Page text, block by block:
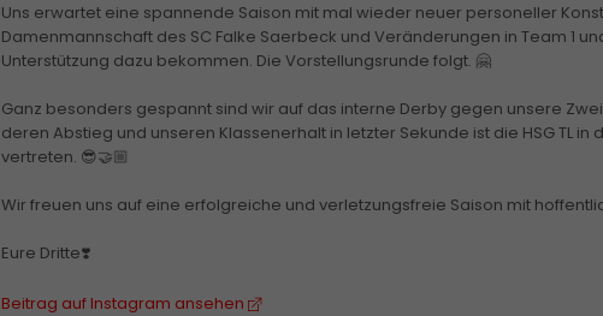
Uns erwartet eine spannende Saison mit mal wieder neuer personeller
Damenmannschaft des SC Falke Saerbeck und Veränderungen in Team 1
Unterstützung dazu bekommen. Die Vorstellungsrunde folgt. 🤗
Ganz besonders gespannt sind wir auf das interne Derby gegen unsere
deren Abstieg und unseren Klassenerhalt in letzter Sekunde ist die HSG TL
vertreten. 😎🤝🏼
Wir freuen uns auf eine erfolgreiche und verletzungsfreie Saison mit
Eure Dritte❣️
Beitrag auf Instagram ansehen